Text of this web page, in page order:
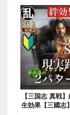
【三国志 真戦
生効果【三國志